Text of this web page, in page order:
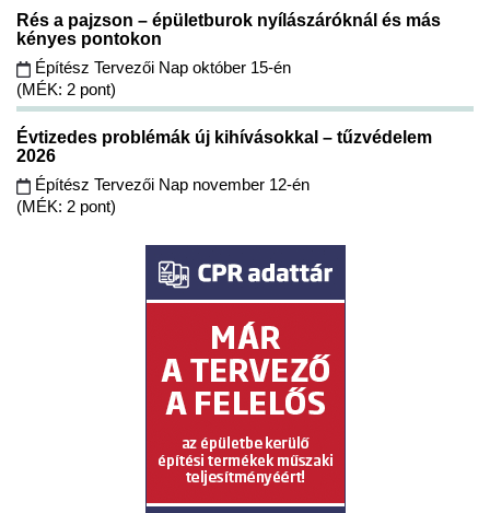
Rés a pajzson – épületburok nyílászáróknál és más
kényes pontokon
Építész Tervezői Nap október 15-én
(MÉK: 2 pont)
Évtizedes problémák új kihívásokkal – tűzvédelem
2026
Építész Tervezői Nap november 12-én
(MÉK: 2 pont)